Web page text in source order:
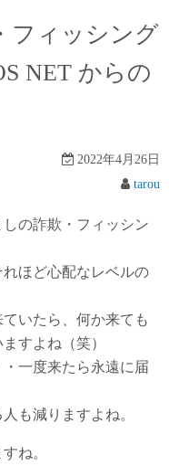
フィッシング
NET からの
2022年4月26日
tarou
の詐欺・フィッシン
ほど心配なレベルの
いたら、何か来ても
すよね（笑）
一度来たら永遠に届
も減りますよね。
ね。